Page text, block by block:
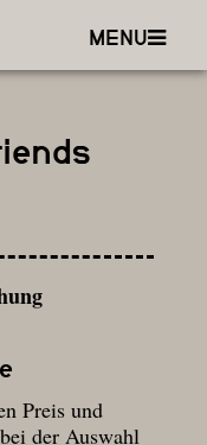
MENU
Preis und
der Auswahl